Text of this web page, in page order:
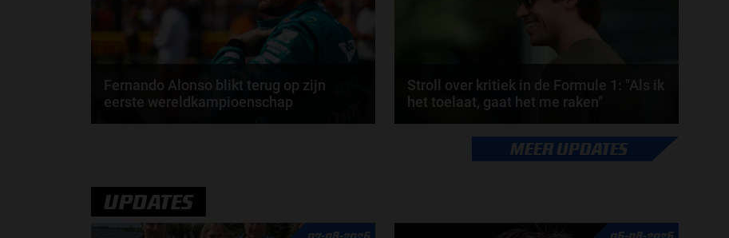
Fernando Alonso blikt terug op zijn
eerste wereldkampioenschap
doorElvira Kieboom
Stroll over kritiek in de Formule 1: "Als ik
het toelaat, gaat het me raken"
Lance Stroll rijdt inmiddels al sinds 2017 in de
Formule 1 en heeft in die periode geleerd hoe hij...
MEER UPDATES
UPDATES
07-08-2026 06-08-2026